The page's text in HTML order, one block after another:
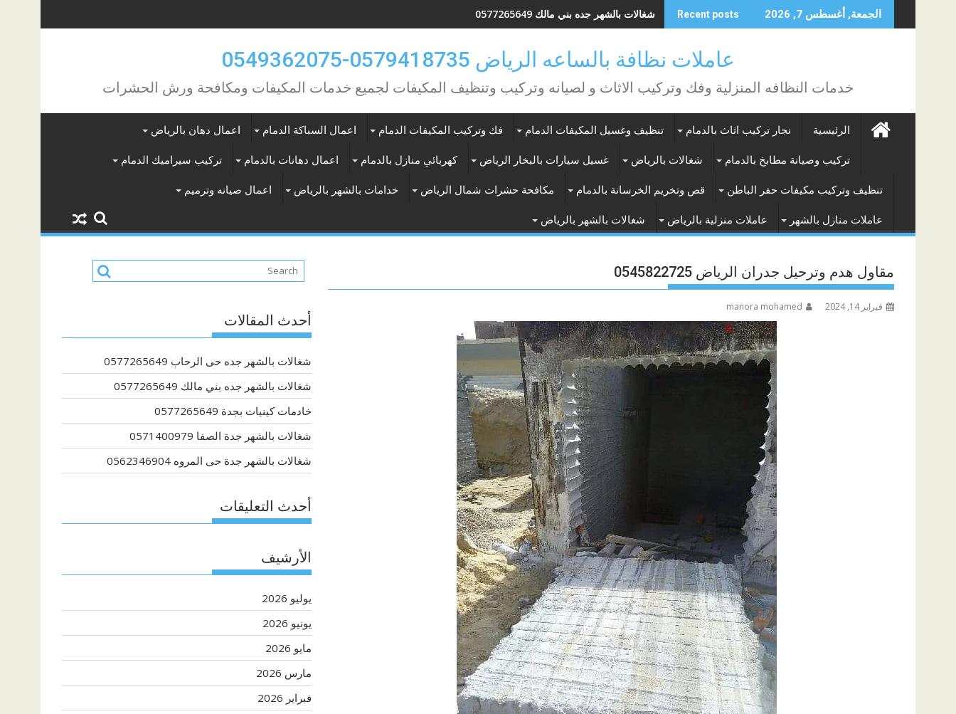
to
الجمعة, أغسطس 7, 2026 Recent posts شغالات بالشهر جده بني مالك 0577265649
عاملات نظافة بالساعه الرياض 0579418735-0549362075
خدمات النظافه المنزلية وفك وتركيب الاثاث و لصيانه وتركيب وتنظيف المكيفات لجميع خدمات المكيفات ومكافحة ورش الحشرات
الرئيسية نجار تركيب اثاث بالدمام تنظيف وغسيل المكيفات الدمام فك وتركيب المكيفات الدمام اعمال السباكة الدمام اعمال دهان بالرياض
تركيب وصيانة مطابخ بالدمام شغالات بالرياض غسيل سيارات بالبخار الرياض كهربائي منازل بالدمام اعمال دهانات بالدمام تركيب سيراميك الدمام
تنظيف وتركيب مكيفات حفر الباطن قص وتخريم الخرسانة بالدمام مكافحة حشرات شمال الرياض خدامات بالشهر بالرياض اعمال صيانه وترميم
عاملات منازل بالشهر عاملات منزلية بالرياض شغالات بالشهر بالرياض
مقاول هدم وترحيل جدران الرياض 0545822725
فبراير 14, 2024 manora mohamed
أحدث المقالات
شغالات بالشهر جده حى الرحاب 0577265649
شغالات بالشهر جده بني مالك 0577265649
خادمات كينيات بجدة 0577265649
شغالات بالشهر جدة الصفا 0571400979
شغالات بالشهر جدة حى المروه 0562346904
أحدث التعليقات
الأرشيف
يوليو 2026
يونيو 2026
مايو 2026
مارس 2026
فبراير 2026